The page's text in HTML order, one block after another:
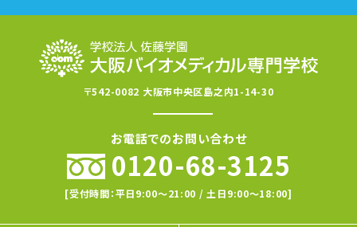
〒542-0082 大阪市中央区島之内1-14-30
お電話でのお問い合わせ
0120-68-3125
[受付時間：平日9:00〜21:00 / 土日9:00〜18:00]